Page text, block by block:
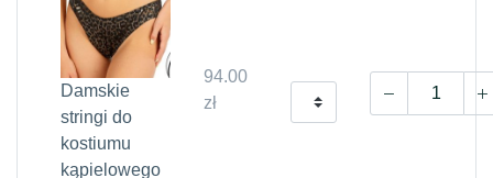
Damskie
stringi do
kostiumu
kąpielowego
94.00
zł